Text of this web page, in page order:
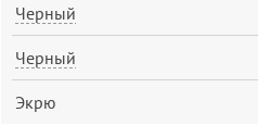
Черный
Черный
Экрю